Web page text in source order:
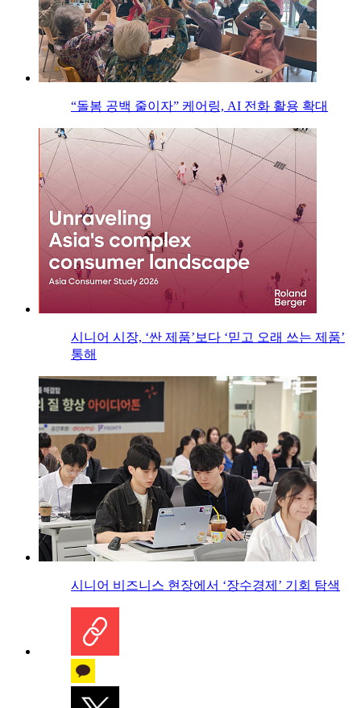
“돌봄 공백 줄이자” 케어링, AI 전화 활용 확대
시니어 시장, ‘싼 제품’보다 ‘믿고 오래 쓰는 제품’
통해
시니어 비즈니스 현장에서 ‘장수경제’ 기회 탐색